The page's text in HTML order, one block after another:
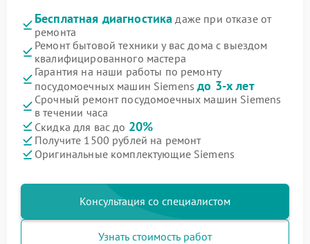
Бесплатная диагностика даже при отказе от
ремонта
Ремонт бытовой техники у вас дома с выездом
квалифицированного мастера
Гарантия на наши работы по ремонту
посудомоечных машин Siemensдо 3-х лет
Срочный ремонт посудомоечных машин Siemens
в течении часа
Скидка для вас до 20%
Получите 1500 рублей на ремонт
Оригинальные комплектующие Siemens
Консультация со специалистом
Узнать стоимость работ